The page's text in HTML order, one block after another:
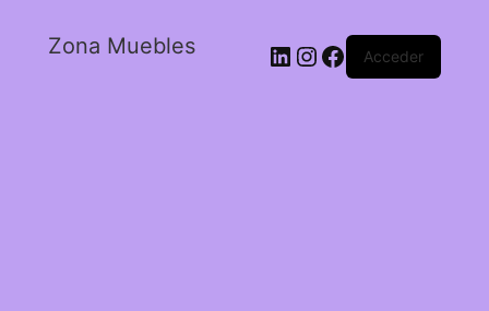
Zona Muebles Acceder